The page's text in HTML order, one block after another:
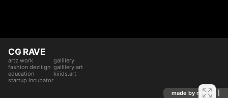
CG RAVE
artz work
fashion deziiign
education
startup incubator
gallllery
gallllery.art
kiiids.art
made by mediiia |